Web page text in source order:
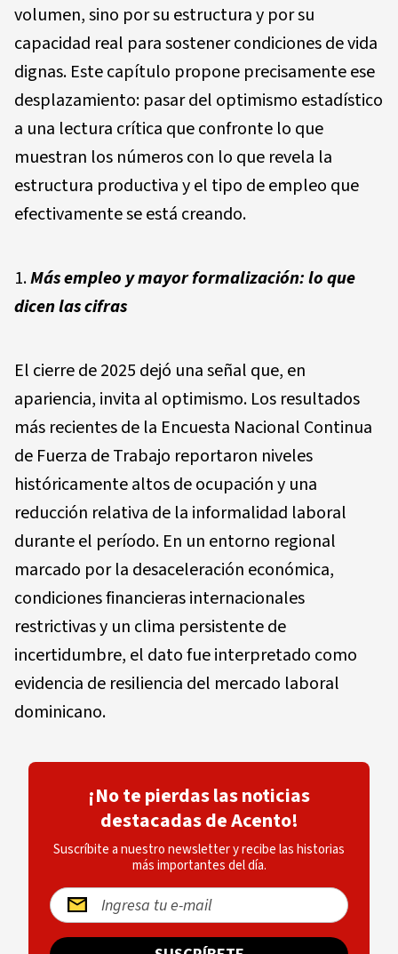
volumen, sino por su estructura y por su
capacidad real para sostener condiciones de vida
dignas. Este capítulo propone precisamente ese
desplazamiento: pasar del optimismo estadístico
a una lectura crítica que confronte lo que
muestran los números con lo que revela la
estructura productiva y el tipo de empleo que
efectivamente se está creando.
Más empleo y mayor formalización: lo que
dicen las cifras
El cierre de 2025 dejó una señal que, en
apariencia, invita al optimismo. Los resultados
más recientes de la Encuesta Nacional Continua
de Fuerza de Trabajo reportaron niveles
históricamente altos de ocupación y una
reducción relativa de la informalidad laboral
durante el período. En un entorno regional
marcado por la desaceleración económica,
condiciones financieras internacionales
restrictivas y un clima persistente de
incertidumbre, el dato fue interpretado como
evidencia de resiliencia del mercado laboral
dominicano.
¡No te pierdas las noticias
destacadas de Acento!
Suscríbite a nuestro newsletter y recibe las historias
más importantes del día.